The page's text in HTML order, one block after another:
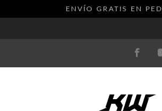
ENVÍO GRATIS EN